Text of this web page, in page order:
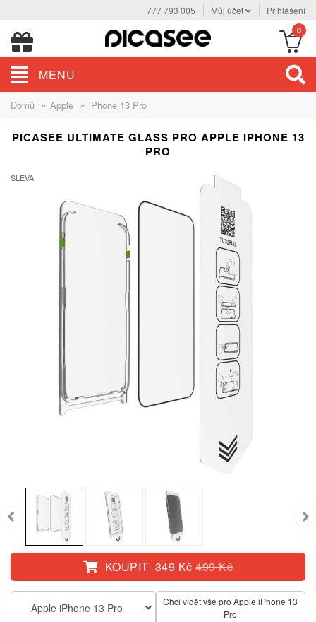
777 793 005 Můj účet Přihlášení
0
MENU
Domů » Apple » iPhone 13 Pro
PICASEE ULTIMATE GLASS PRO APPLE IPHONE 13
PRO
SLEVA
KOUPIT | 349 Kč499 Kč
Apple iPhone 13 Pro
Chci vidět vše pro Apple iPhone 13
Pro